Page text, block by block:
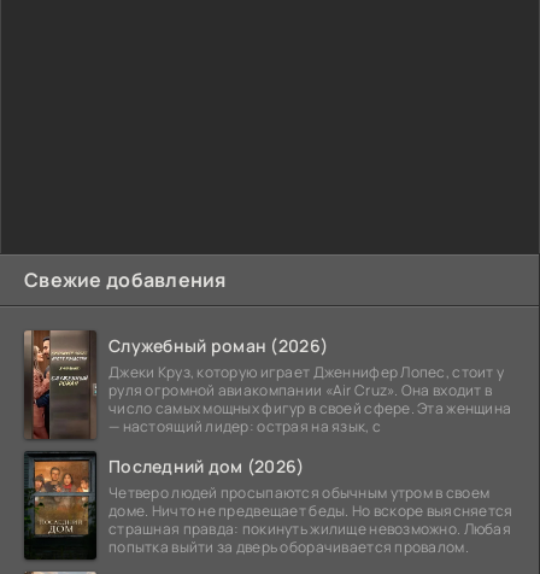
Свежие добавления
Служебный роман (2026)
Джеки Круз, которую играет Дженнифер Лопес, стоит у
руля огромной авиакомпании «Air Cruz». Она входит в
число самых мощных фигур в своей сфере. Эта женщина
— настоящий лидер: острая на язык, с
Последний дом (2026)
Четверо людей просыпаются обычным утром в своем
доме. Ничто не предвещает беды. Но вскоре выясняется
страшная правда: покинуть жилище невозможно. Любая
попытка выйти за дверь оборачивается провалом.